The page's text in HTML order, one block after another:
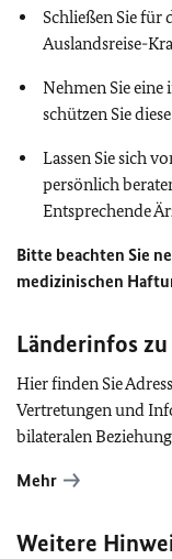
Schließen Sie für
Auslandsreise-
Nehmen Sie
schützen Sie
Lassen Sie sich
persönlich
Entsprechende
Bitte beachten Sie
medizinischen
Länderinfos
Hier finden Sie
Vertretungen und
bilateralen
Mehr
Weitere